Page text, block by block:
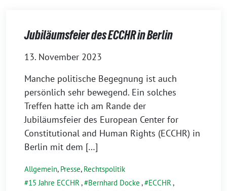
Jubiläumsfeier des ECCHR in Berlin
13. November 2023
Manche politische Begegnung ist auch
persönlich sehr bewegend. Ein solches
Treffen hatte ich am Rande der
Jubiläumsfeier des European Center for
Constitutional and Human Rights (ECCHR) in
Berlin mit dem […]
Allgemein, Presse, Rechtspolitik
15 Jahre ECCHR, Bernhard Docke , ECCHR,